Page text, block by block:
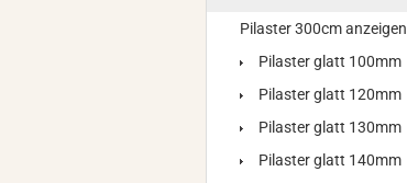
Pilaster 300cm anzeigen
Pilaster glatt 100mm
Pilaster glatt 120mm
Pilaster glatt 130mm
Pilaster glatt 140mm